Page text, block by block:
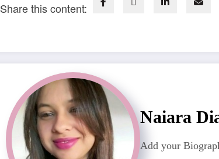
Share this content:
Naiara
Add your